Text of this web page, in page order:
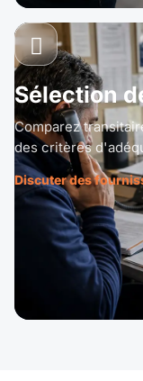
Sélection
Comparez
des critères
Discuter des